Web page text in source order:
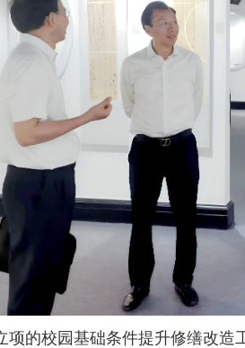
项的校园基础条件提升修缮改